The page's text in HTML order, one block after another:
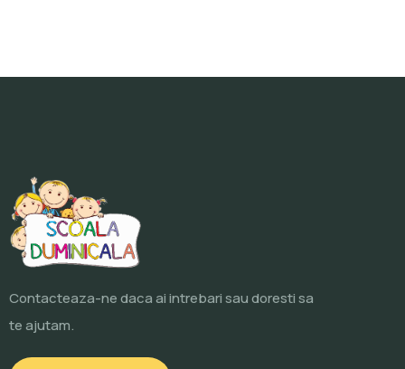
Contacteaza-ne daca ai intrebari sau doresti sa
te ajutam.